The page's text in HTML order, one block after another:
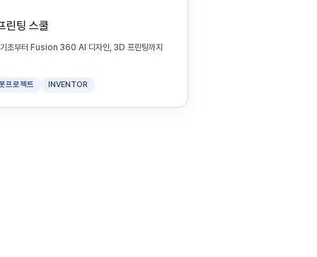
린팅 스쿨
초부터 Fusion 360 AI 디자인, 3D 프린팅까지
프로젝트 INVENTOR